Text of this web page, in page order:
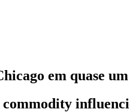
em quase